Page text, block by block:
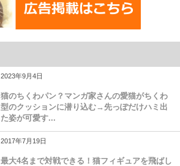
2023年9月4日
猫のちくわパン？マンガ家さんの愛猫がちくわ
型のクッションに潜り込む→先っぽだけハミ出
た姿が可愛す...
2017年7月19日
最大4名まで対戦できる！猫フィギュアを飛ばし